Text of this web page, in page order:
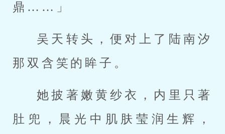
鼎……」
吴天转头，便对上了陆南汐
那双含笑的眸子。
她披著嫩黄纱衣，内里只著
肚兜，晨光中肌肤莹润生辉，